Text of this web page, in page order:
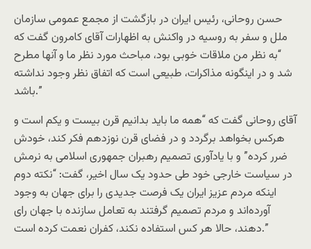
حسن روحانی، رئیس ایران در بازگشت از مجمع عمومی سازمان
ملل و سفر به روسیه در واکنش به اظهارات آقای کامرون گفت که
“به نظر من ملاقات خوبی بود، مباحث مورد نظر ما و آنها مطرح
شد و در اینگونه مذاکرات، طبیعی است که اتفاق نظر وجود نداشته
باشد.”
آقای روحانی گفت که “همه ما باید بدانیم قرن بیست و یکم است و
هرکس بخواهد برگردد و در فضای قرن نوزدهم فکر کند، خودش
ضرر کرده” و با یادآوری تصمیم رهبران جمهوری اسلامی به نرمش
در سیاست خارجی خود طی حدود یک سال اخیر، گفت: “نکته دوم
اینکه مردم عزیز ایران یک فرصت جدیدی را برای جهان به وجود
آورده‌اند و مردم تصمیم گرفتند به تعامل سازنده با جهان رای
دهند، حالا هر کس استفاده نکند، کفران نعمت کرده است.”